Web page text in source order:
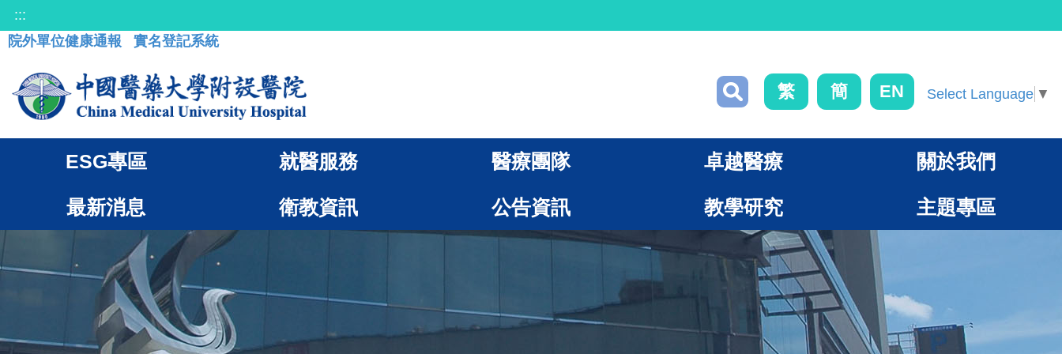
:::
院外單位健康通報
實名登記系統
繁 簡 EN Select Language ▼
ESG專區 就醫服務 醫療團隊 卓越醫療 關於我們
最新消息 衛教資訊 公告資訊 教學研究 主題專區